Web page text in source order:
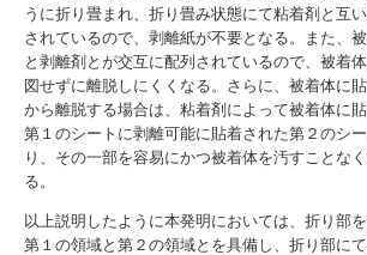
うに折り畳まれ、折り畳み状態にて粘着剤と互
されているので、剥離紙が不要となる。また、
と剥離剤とが交互に配列されているので、被着
図せずに離脱しにくくなる。さらに、被着体に
から離脱する場合は、粘着剤によって被着体に
第１のシートに剥離可能に貼着された第２のシ
り、その一部を容易にかつ被着体を汚すことな
る。
以上説明したように本発明においては、折り部
第１の領域と第２の領域とを具備し、折り部に